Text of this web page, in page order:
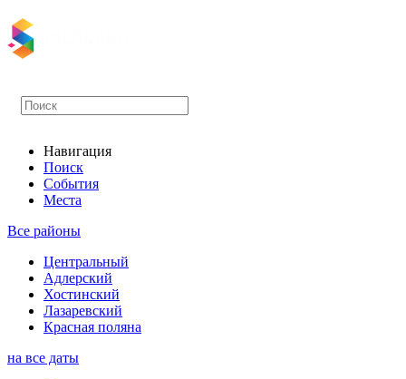
Навигация
Поиск
События
Места
Все районы
Центральный
Адлерский
Хостинский
Лазаревский
Красная поляна
на все даты